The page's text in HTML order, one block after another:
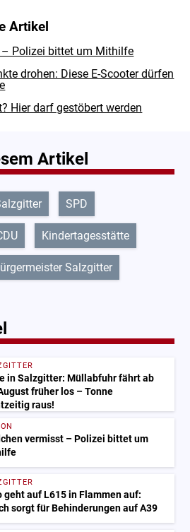
Artikel
Polizei bittet um Mithilfe
drohen: Diese E-Scooter dürfen
Hier darf gestöbert werden
Artikel
SPD
Kindertagesstätte
Salzgitter
in Salzgitter: Müllabfuhr fährt ab
früher los – Tonne
raus!
vermisst – Polizei bittet um
geht auf L615 in Flammen auf:
sorgt für Behinderungen auf A39